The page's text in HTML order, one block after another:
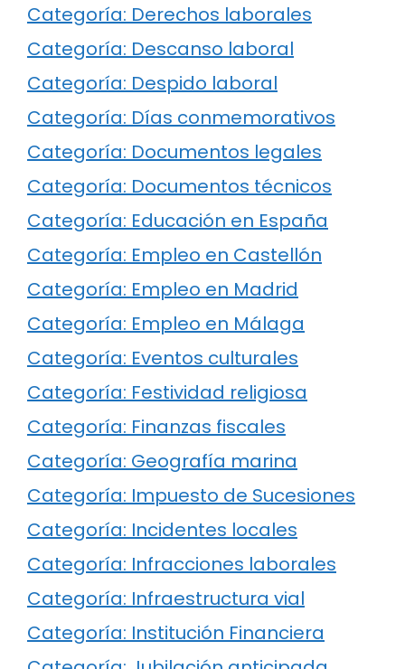
Categoría: Derechos laborales
Categoría: Descanso laboral
Categoría: Despido laboral
Categoría: Días conmemorativos
Categoría: Documentos legales
Categoría: Documentos técnicos
Categoría: Educación en España
Categoría: Empleo en Castellón
Categoría: Empleo en Madrid
Categoría: Empleo en Málaga
Categoría: Eventos culturales
Categoría: Festividad religiosa
Categoría: Finanzas fiscales
Categoría: Geografía marina
Categoría: Impuesto de Sucesiones
Categoría: Incidentes locales
Categoría: Infracciones laborales
Categoría: Infraestructura vial
Categoría: Institución Financiera